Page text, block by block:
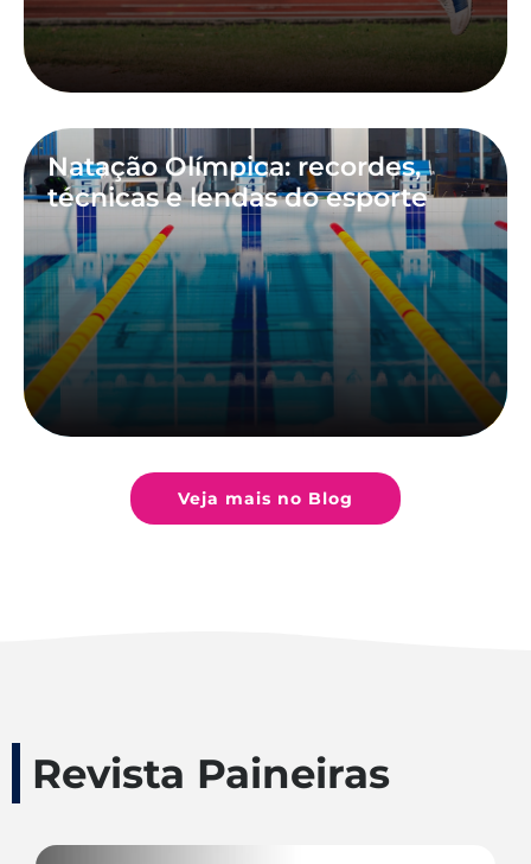
Natação Olímpica: recordes,
técnicas e lendas do esporte
Veja mais no Blog
Revista Paineiras